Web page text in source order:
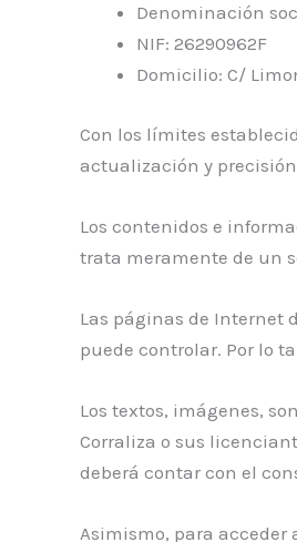
Denominación
NIF: 26290962F
Domicilio: C/
Con los límites
actualización y
Los contenidos e
trata meramente de un
Las páginas de Internet
puede controlar. Por lo
Los textos, imágenes,
Corraliza o sus
deberá contar con el
Asimismo, para acceder